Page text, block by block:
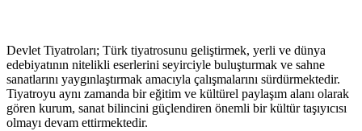
Devlet Tiyatroları; Türk tiyatrosunu geliştirmek, yerli ve dünya
edebiyatının nitelikli eserlerini seyirciyle buluşturmak ve sahne
sanatlarını yaygınlaştırmak amacıyla çalışmalarını sürdürmektedir.
Tiyatroyu aynı zamanda bir eğitim ve kültürel paylaşım alanı olarak
gören kurum, sanat bilincini güçlendiren önemli bir kültür taşıyıcısı
olmayı devam ettirmektedir.